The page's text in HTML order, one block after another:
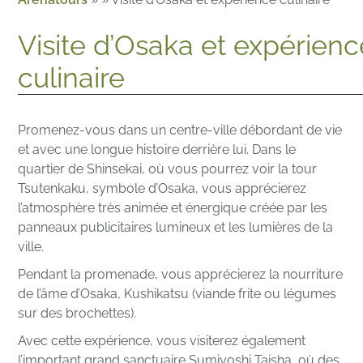
Visite d’Osaka et
culinaire
Promenez-vous dans un centre-ville débordant de vie
et avec une longue histoire derrière lui. Dans le
quartier de Shinsekai, où vous pourrez voir la tour
Tsutenkaku, symbole d’Osaka, vous apprécierez
l’atmosphère très animée et énergique créée par les
panneaux publicitaires lumineux et les lumières de la
ville.
Pendant la promenade, vous apprécierez la nourriture
de l’âme d’Osaka, Kushikatsu (viande frite ou légumes
sur des brochettes).
Avec cette expérience, vous visiterez également